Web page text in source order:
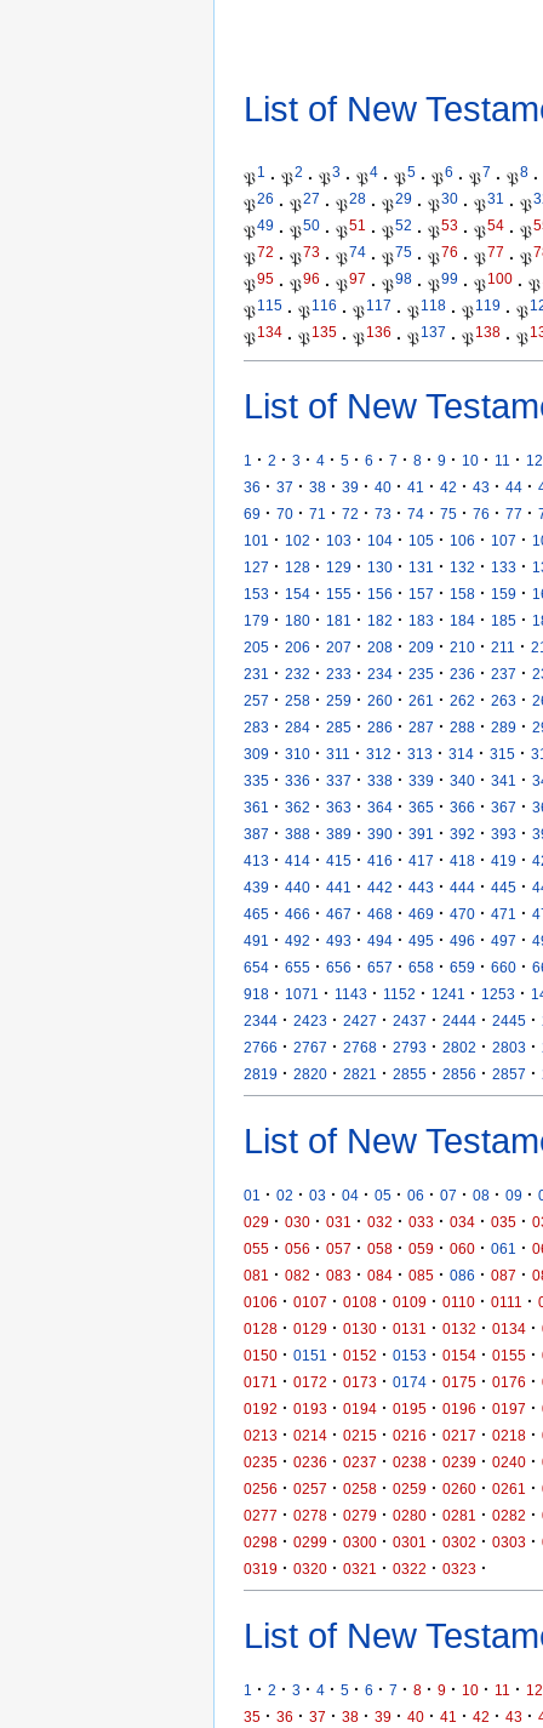
List of New
𝔓1 · 𝔓2 · 𝔓3 · 𝔓4 · 𝔓5 · 𝔓6 · 𝔓7 · 𝔓8 ·
𝔓26 · 𝔓27 · 𝔓28 · 𝔓29 · 𝔓30 · 𝔓31 · 𝔓
𝔓49 · 𝔓50 · 𝔓51 · 𝔓52 · 𝔓53 · 𝔓54 · 𝔓
𝔓72 · 𝔓73 · 𝔓74 · 𝔓75 · 𝔓76 · 𝔓77 · 𝔓
𝔓95 · 𝔓96 · 𝔓97 · 𝔓98 · 𝔓99 · 𝔓100 · 𝔓
𝔓115 · 𝔓116 · 𝔓117 · 𝔓118 · 𝔓119 · 𝔓
𝔓134 · 𝔓135 · 𝔓136 · 𝔓137 · 𝔓138 · 𝔓
List of New
1 · 2 · 3 · 4 · 5 · 6 · 7 · 8 · 9 · 10 · 11 · 12
36 · 37 · 38 · 39 · 40 · 41 · 42 · 43 · 44 ·
69 · 70 · 71 · 72 · 73 · 74 · 75 · 76 · 77 ·
101
· 102 · 103 · 104 · 105 · 106 · 107 ·
127 · 128 · 129 · 130 · 131 · 132 · 133 ·
153 · 154 · 155 · 156 · 157 · 158 · 159 ·
179 · 180 · 181 · 182 · 183 · 184 · 185 ·
205 · 206 · 207 · 208 · 209 · 210 · 211 ·
231
· 232 · 233 · 234 · 235 · 236 · 237 ·
257 · 258 · 259 · 260 · 261 · 262 · 263 ·
283 · 284 · 285 · 286 · 287 · 288 · 289 ·
309 · 310 · 311 · 312 · 313 · 314 · 315 ·
335 · 336 · 337 · 338 · 339 · 340 · 341 ·
361
· 362 · 363 · 364 · 365 · 366 · 367 ·
387 · 388 · 389 · 390 · 391 · 392 · 393 ·
413 · 414 · 415 · 416 · 417 · 418 · 419 ·
439 · 440 · 441 · 442 · 443 · 444 · 445 ·
465 · 466 · 467 · 468 · 469 · 470 · 471 ·
491
· 492 · 493 · 494 · 495 · 496 · 497 ·
654 · 655 · 656 · 657 · 658 · 659 · 660 ·
918 · 1071 · 1143 · 1152 · 1241 · 1253 ·
2344 · 2423 · 2427 · 2437 · 2444 · 2445 ·
2766 · 2767 · 2768 · 2793 · 2802 · 2803 ·
2819 · 2820 · 2821 · 2855 · 2856 · 2857 ·
List of New
01 · 02 · 03 · 04 · 05 · 06 · 07 · 08 · 09 ·
029 · 030 · 031 · 032 · 033 · 034 · 035 ·
055 · 056 · 057 · 058 · 059 · 060 · 061 ·
081
· 082 · 083 · 084 · 085 · 086 · 087 ·
0106 · 0107 · 0108 · 0109 · 0110 · 0111 ·
0128 · 0129 · 0130 · 0131 · 0132 · 0134 ·
0150 · 0151 · 0152 · 0153 · 0154 · 0155 ·
0171
· 0172 · 0173 · 0174 · 0175 · 0176 ·
0192 · 0193 · 0194 · 0195 · 0196 · 0197 ·
0213 · 0214 · 0215 · 0216 · 0217 · 0218 ·
0235 · 0236 · 0237 · 0238 · 0239 · 0240 ·
0256 · 0257 · 0258 · 0259 · 0260 · 0261 ·
0277 · 0278 · 0279 · 0280 · 0281 · 0282 ·
0298 · 0299 · 0300 · 0301 · 0302 · 0303 ·
0319 · 0320 · 0321 · 0322 · 0323 ·
List of New
1 · 2 · 3 · 4 · 5 · 6 · 7 · 8 · 9 · 10 · 11 · 12
35 · 36 · 37 · 38 · 39 · 40 · 41 · 42 · 43 ·